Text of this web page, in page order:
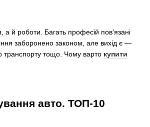
а й роботи. Багать професій пов'язані
заборонено законом, але вихід є —
транспорту тощо. Чому варто купити
авто. ТОП-10